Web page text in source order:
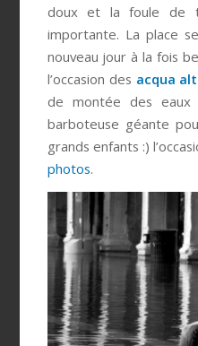
doux et la foule de
importante. La place
nouveau jour à la fois
l’occasion des acqua
de montée des eaux
barboteuse géante
grands enfants :)
photos.